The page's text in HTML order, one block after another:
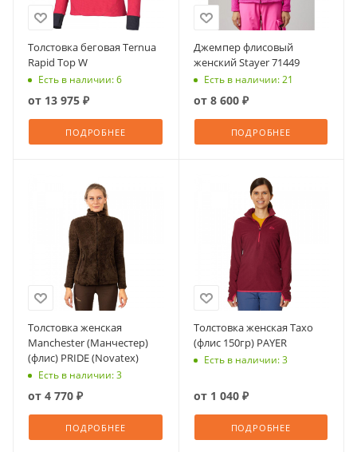
Толстовка беговая Ternua
Rapid Top W
Есть в наличии: 6
от 13 975 ₽
ПОДРОБНЕЕ
Джемпер флисовый
женский Stayer 71449
Есть в наличии: 21
от 8 600 ₽
ПОДРОБНЕЕ
Толстовка женская
Manchester (Манчестер)
(флис) PRIDE (Novatex)
Есть в наличии: 3
от 4 770 ₽
ПОДРОБНЕЕ
Толстовка женская Тахо
(флис 150гр) PAYER
Есть в наличии: 3
от 1 040 ₽
ПОДРОБНЕЕ